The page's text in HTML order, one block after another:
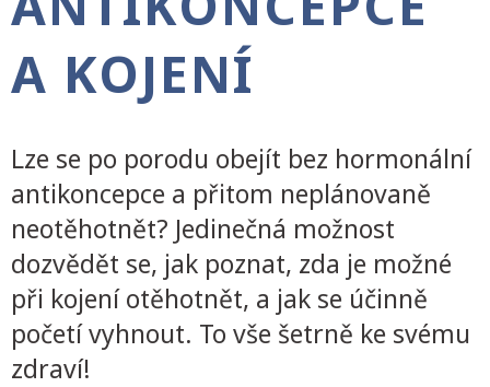
A KOJENÍ
Lze se po porodu obejít bez hormonální
antikoncepce a přitom neplánovaně
neotěhotnět? Jedinečná možnost
dozvědět se, jak poznat, zda je možné
při kojení otěhotnět, a jak se účinně
početí vyhnout. To vše šetrně ke svému
zdraví!